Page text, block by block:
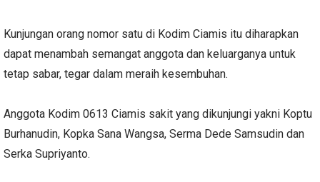
Kunjungan orang nomor satu di Kodim Ciamis itu diharapkan
dapat menambah semangat anggota dan keluarganya untuk
tetap sabar, tegar dalam meraih kesembuhan.
Anggota Kodim 0613 Ciamis sakit yang dikunjungi yakni Koptu
Burhanudin, Kopka Sana Wangsa, Serma Dede Samsudin dan
Serka Supriyanto.